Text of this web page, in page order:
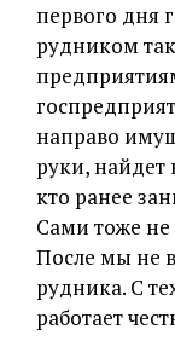
первого дня
рудником
направо
руки, найдет
кто ранее
Сами тоже не
После мы не
рудника. С
работает